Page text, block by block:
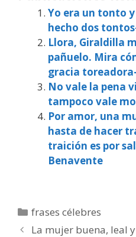
Yo era un tonto
hecho dos
Llora, Giraldilla
pañuelo. Mira
gracia
No vale la pena
tampoco vale
Por amor, una
hasta de hacer
traición es por
Benavente
Categorías
frases célebres
La mujer buena, leal